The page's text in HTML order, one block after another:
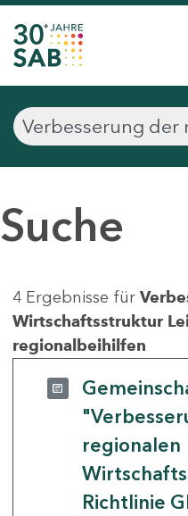
Suche
4 Ergebnisse für
Wirtschaftsstruktur
regionalbeihilfen
regionalen
Richtlinie